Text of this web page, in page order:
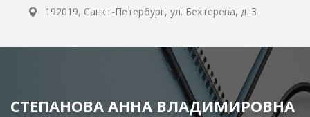
192019, Санкт-Петербург, ул. Бехтерева, д. 3
СТЕПАНОВА АННА ВЛАДИМИРОВНА